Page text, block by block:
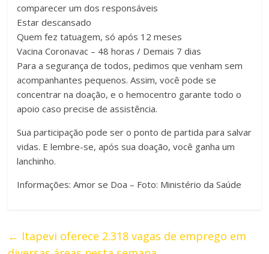
comparecer um dos responsáveis
Estar descansado
Quem fez tatuagem, só após 12 meses
Vacina Coronavac – 48 horas / Demais 7 dias
Para a segurança de todos, pedimos que venham sem
acompanhantes pequenos. Assim, você pode se
concentrar na doação, e o hemocentro garante todo o
apoio caso precise de assistência.
Sua participação pode ser o ponto de partida para salvar
vidas. E lembre-se, após sua doação, você ganha um
lanchinho.
Informações: Amor se Doa – Foto: Ministério da Saúde
← Itapevi oferece 2.318 vagas de emprego em